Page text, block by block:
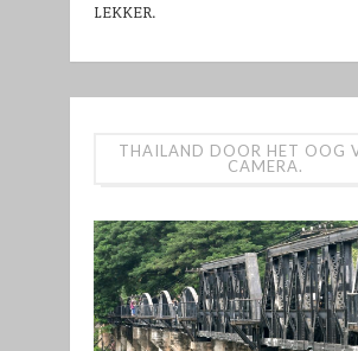
LEKKER.
THAILAND DOOR HET OOG
CAMERA.